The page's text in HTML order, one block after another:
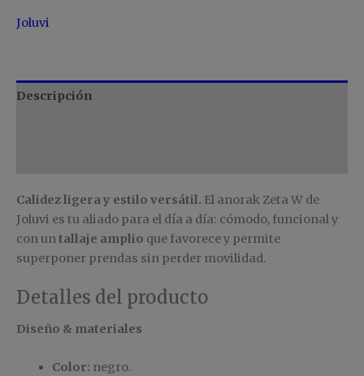
Joluvi
Descripción
Calidez ligera y estilo versátil. El anorak Zeta W de
Joluvi es tu aliado para el día a día: cómodo, funcional y
con untallaje amplio que favorece y permite
superponer prendas sin perder movilidad.
Detalles del producto
Diseño & materiales
Color: negro.